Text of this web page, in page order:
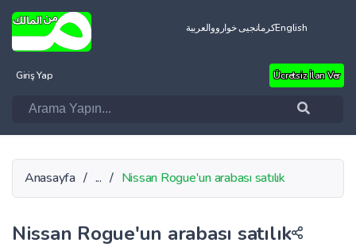
العربيةکرمانجیی خوارووEnglish
Giriş Yap Ücretsiz İlan Ver
Anasayfa / ... / Nissan Rogue'un arabası satılık
Nissan Rogue'un arabası satılık